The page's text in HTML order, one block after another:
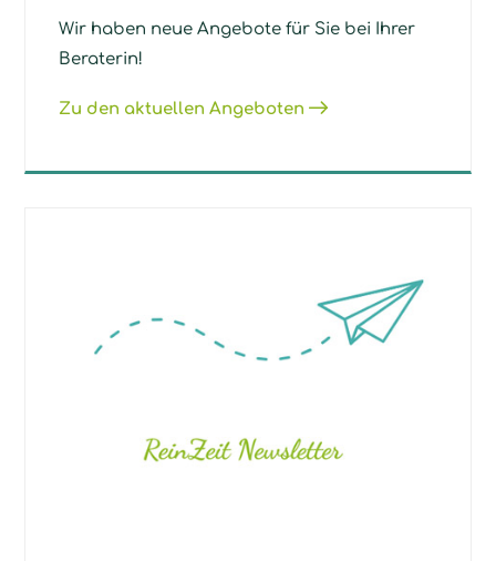
Wir haben neue Angebote für Sie bei Ihrer
Beraterin!
Zu den aktuellen Angeboten